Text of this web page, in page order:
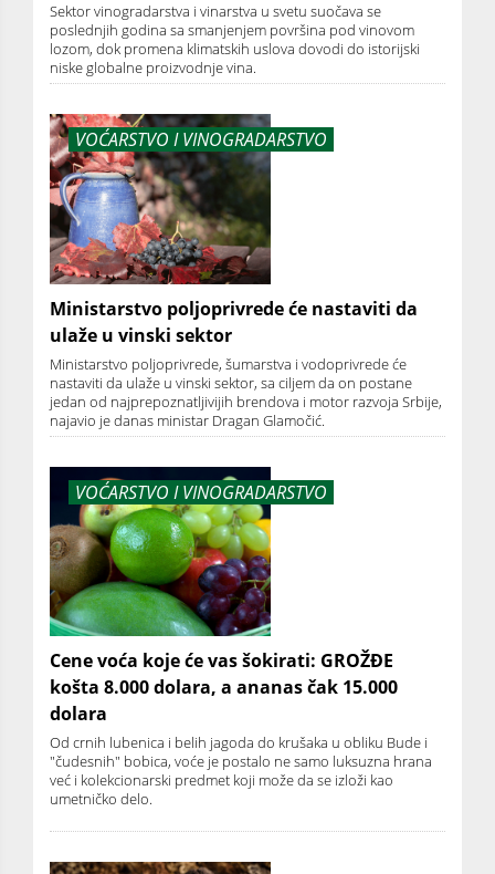
Sektor vinogradarstva i vinarstva u svetu suočava se
poslednjih godina sa smanjenjem površina pod vinovom
lozom, dok promena klimatskih uslova dovodi do istorijski
niske globalne proizvodnje vina.
VOĆARSTVO I VINOGRADARSTVO
Ministarstvo poljoprivrede će nastaviti da
ulaže u vinski sektor
Ministarstvo poljoprivrede, šumarstva i vodoprivrede će
nastaviti da ulaže u vinski sektor, sa ciljem da on postane
jedan od najprepoznatljivijih brendova i motor razvoja Srbije,
najavio je danas ministar Dragan Glamočić.
VOĆARSTVO I VINOGRADARSTVO
Cene voća koje će vas šokirati: GROŽĐE
košta 8.000 dolara, a ananas čak 15.000
dolara
Od crnih lubenica i belih jagoda do krušaka u obliku Bude i
"čudesnih" bobica, voće je postalo ne samo luksuzna hrana
već i kolekcionarski predmet koji može da se izloži kao
umetničko delo.